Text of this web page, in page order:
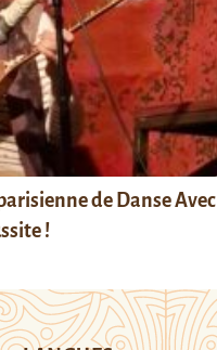
de Danse Avec
!